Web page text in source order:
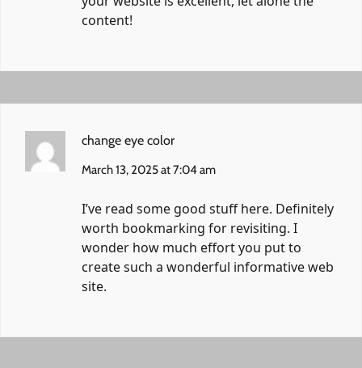
content!
change eye color
March 13, 2025 at 7:04 am
I’ve read some good stuff here. Definitely
worth bookmarking for revisiting. I
wonder how much effort you put to
create such a wonderful informative web
site.